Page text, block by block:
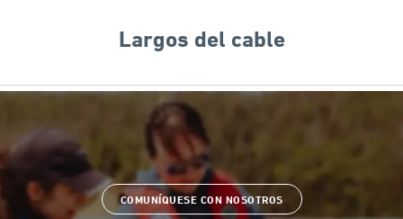
Largos del cable
COMUNÍQUESE CON NOSOTROS